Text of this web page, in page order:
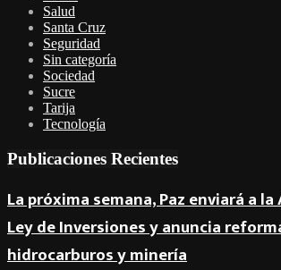
Salud
Santa Cruz
Seguridad
Sin categoría
Sociedad
Sucre
Tarija
Tecnología
Publicaciones Recientes
La próxima semana, Paz enviará a
Ley de Inversiones y anuncia
hidrocarburos y minería